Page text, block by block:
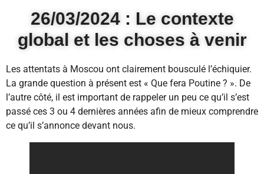
26/03/2024 : Le contexte
global et les choses à venir
Les attentats à Moscou ont clairement bousculé l’échiquier.
La grande question à présent est « Que fera Poutine ? ». De
l’autre côté, il est important de rappeler un peu ce qu’il s’est
passé ces 3 ou 4 dernières années afin de mieux comprendre
ce qu’il s’annonce devant nous.